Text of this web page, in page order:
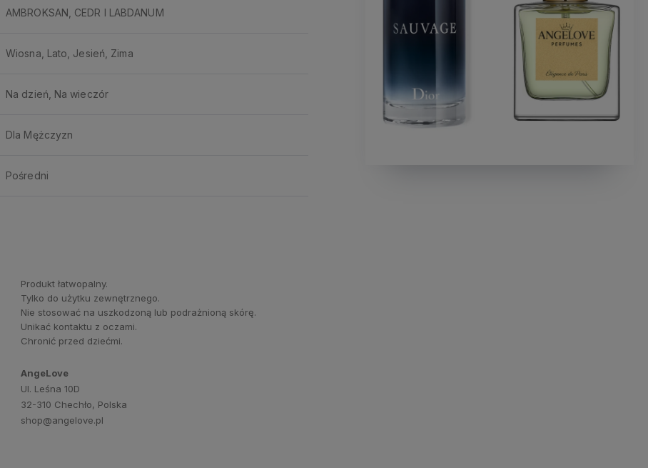
AMBROKSAN, CEDR I LABDANUM
Wiosna, Lato, Jesień, Zima
Na dzień, Na wieczór
Dla Mężczyzn
Pośredni
Produkt łatwopalny.
Tylko do użytku zewnętrznego.
Nie stosować na uszkodzoną lub podrażnioną skórę.
Unikać kontaktu z oczami.
Chronić przed dziećmi.
AngeLove
Ul. Leśna 10D
32-310 Chechło, Polska
shop@angelove.pl